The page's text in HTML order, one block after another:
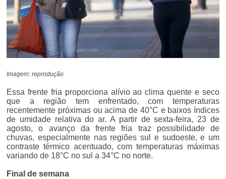
Imagem: reprodução
Essa frente fria proporciona alívio ao clima quente e seco
que a região tem enfrentado, com temperaturas
recentemente próximas ou acima de 40°C e baixos índices
de umidade relativa do ar. A partir de sexta-feira, 23 de
agosto, o avanço da frente fria traz possibilidade de
chuvas, especialmente nas regiões sul e sudoeste, e um
contraste térmico acentuado, com temperaturas máximas
variando de 18°C no sul a 34°C no norte.
Final de semana